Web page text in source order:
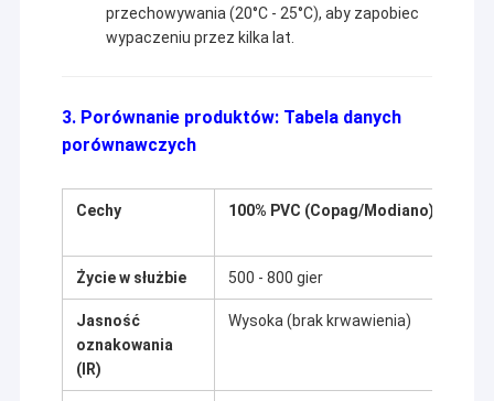
przechowywania (20°C - 25°C), aby zapobiec
wypaczeniu przez kilka lat.
3. Porównanie produktów: Tabela danych
porównawczych
Cechy 100% PVC (Copag/Modiano)
Życie w służbie 500 - 800 gier
Jasność
oznakowania
(IR)
Wysoka (brak krwawienia)